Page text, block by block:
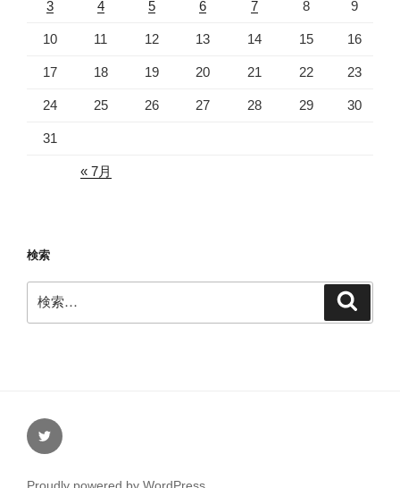
3 4 5 6 7 8 9
10 11 12 13 14 15 16
17 18 19 20 21 22 23
24 25 26 27 28 29 30
31
« 7月
検索
索:
Twitter
Proudly powered by WordPress